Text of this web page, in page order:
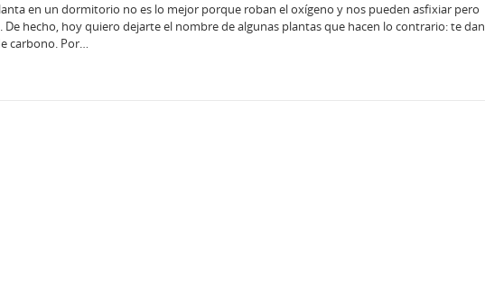
en un dormitorio no es lo mejor porque roban el oxígeno y nos pueden asfixiar pero
De hecho, hoy quiero dejarte el nombre de algunas plantas que hacen lo contrario: te dan
carbono. Por…